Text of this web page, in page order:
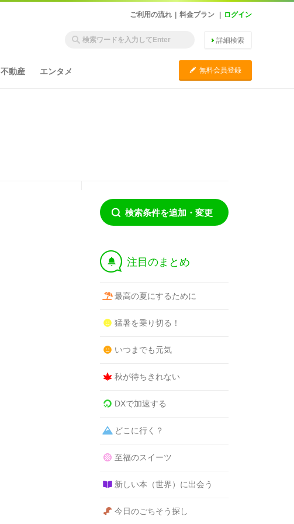
ご利用の流れ 料金プラン ログイン
詳細検索
不動産 エンタメ C 無料会員登録
検索条件を追加・変更
† 注目のまとめ
最高の夏にするために
猛暑を乗り切る！
いつまでも元気
秋が待ちきれない
DXで加速する
どこに行く？
至福のスイーツ
新しい本（世界）に出会う
今日のごちそう探し